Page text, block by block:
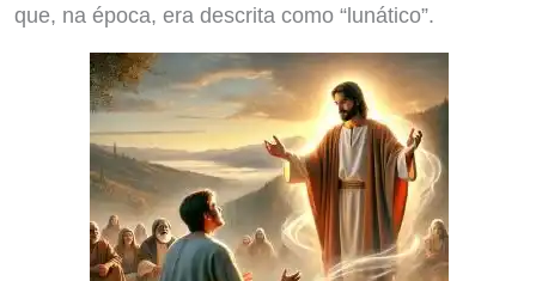
que, na época, era descrita como “lunático”.